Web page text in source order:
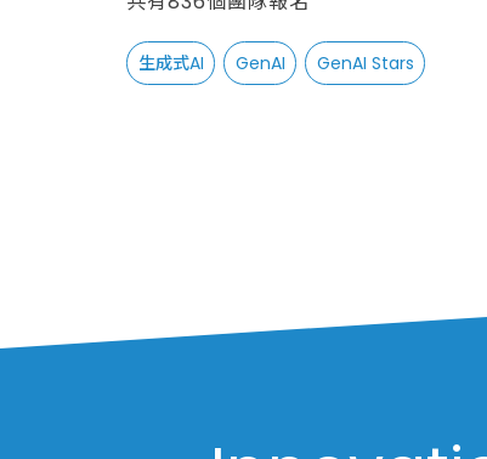
生成式AI GenAI GenAI Stars